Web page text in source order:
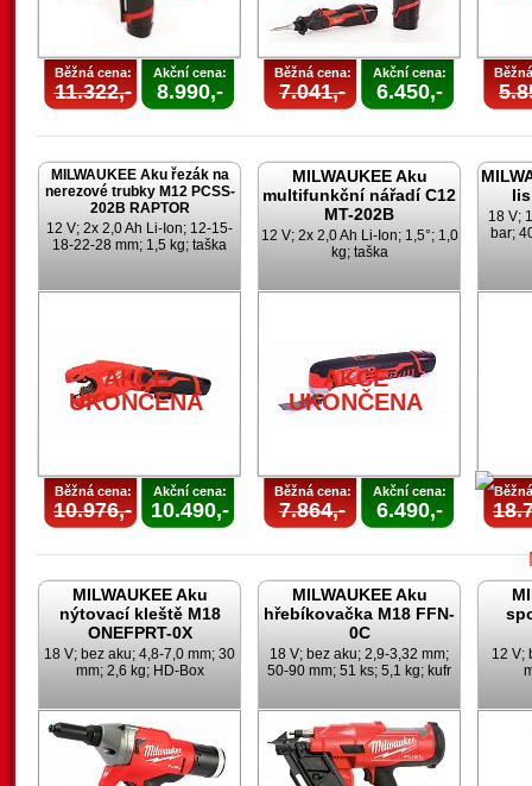
Běžná cena:
11.322,-
Akční cena:
8.990,-
Běžná cena:
7.041,-
Akční cena:
6.450,-
MILWAUKEE Aku řezák na
nerezové trubky M12 PCSS-
202B RAPTOR
12 V; 2x 2,0 Ah Li-Ion; 12-15-
18-22-28 mm; 1,5 kg; taška
AKCE
UKONČENA
Běžná cena:
10.976,-
Akční cena:
10.490,-
MILWAUKEE Aku
multifunkční nářadí C12
MT-202B
12 V; 2x 2,0 Ah Li-Ion; 1,5°; 1,0
kg; taška
AKCE
UKONČENA
Běžná cena:
7.864,-
Akční cena:
6.490,-
18 V;
bar;
MILWAUKEE Aku
nýtovací kleště M18
ONEFPRT-0X
18 V; bez aku; 4,8-7,0 mm; 30
mm; 2,6 kg; HD-Box
MILWAUKEE Aku
hřebíkovačka M18 FFN-
0C
18 V; bez aku; 2,9-3,32 mm;
50-90 mm; 51 ks; 5,1 kg; kufr
12 V;